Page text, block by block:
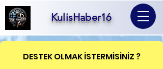
KulisHaber16
DESTEK OLMAK İSTERMİSİNİZ ?